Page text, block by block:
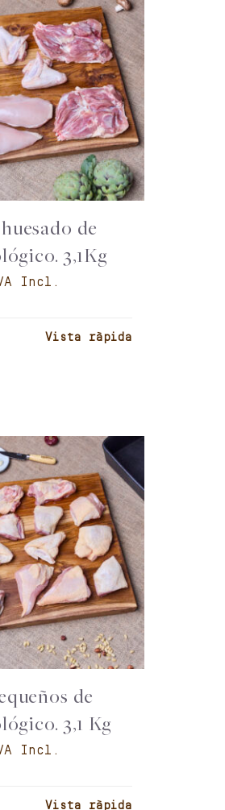
de
3,1Kg
Vista ràpida
de
3,1 Kg
Vista ràpida